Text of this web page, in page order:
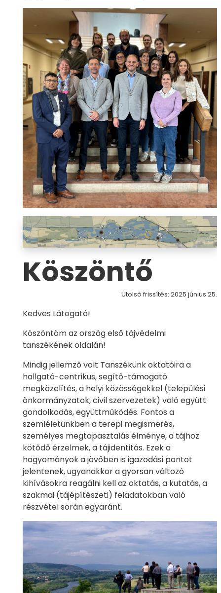
Köszöntő
Utolsó frissítés: 2025 június 25.
Kedves Látogató!
Köszöntöm az ország első tájvédelmi
tanszékének oldalán!
Mindig jellemző volt Tanszékünk oktatóira a
hallgató-centrikus, segítő-támogató
megközelítés, a helyi közösségekkel (települési
önkormányzatok, civil szervezetek) való együtt
gondolkodás, együttműködés. Fontos a
szemléletünkben a terepi megismerés,
személyes megtapasztalás élménye, a tájhoz
kötődő érzelmek, a tájidentitás. Ezek a
hagyományok a jövőben is igazodási pontot
jelentenek, ugyanakkor a gyorsan változó
kihívásokra reagálni kell az oktatás, a kutatás, a
szakmai (tájépítészeti) feladatokban való
részvétel során egyaránt.